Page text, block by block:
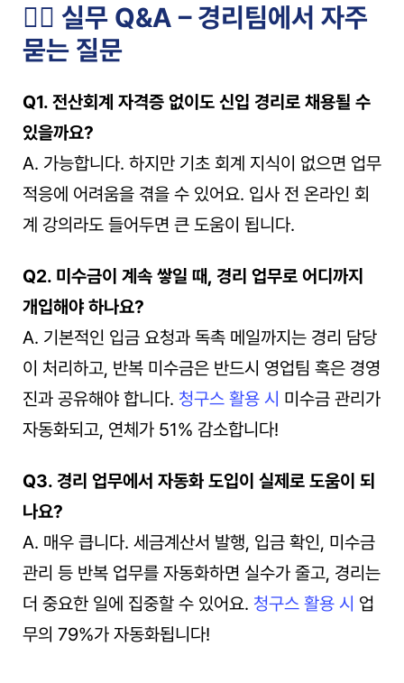
🙋‍♀️ 실무 Q&A – 경리팀에서 자주
묻는 질문
Q1. 전산회계 자격증 없이도 신입 경리로 채용될 수
있을까요?
A. 가능합니다. 하지만 기초 회계 지식이 없으면 업무
적응에 어려움을 겪을 수 있어요. 입사 전 온라인 회
계 강의라도 들어두면 큰 도움이 됩니다.
Q2. 미수금이 계속 쌓일 때, 경리 업무로 어디까지
개입해야 하나요?
A. 기본적인 입금 요청과 독촉 메일까지는 경리 담당
이 처리하고, 반복 미수금은 반드시 영업팀 혹은 경영
진과 공유해야 합니다. 청구스 활용 시 미수금 관리가
자동화되고, 연체가 51% 감소합니다!
Q3. 경리 업무에서 자동화 도입이 실제로 도움이 되
나요?
A. 매우 큽니다. 세금계산서 발행, 입금 확인, 미수금
관리 등 반복 업무를 자동화하면 실수가 줄고, 경리는
더 중요한 일에 집중할 수 있어요. 청구스 활용 시 업
무의 79%가 자동화됩니다!